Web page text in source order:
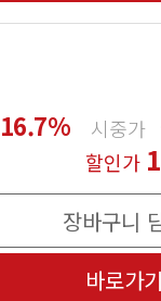
16.7% 시중가
할인가
장바구니
바로가기